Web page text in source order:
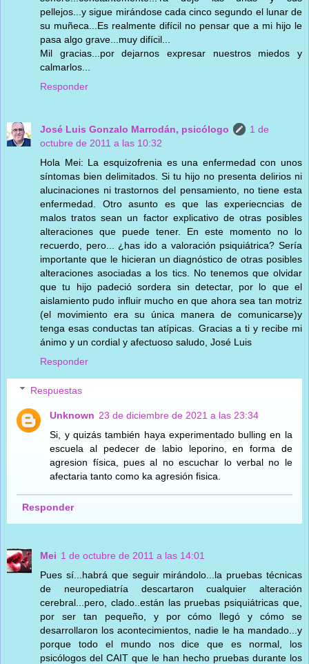
pellejos...y sigue mirándose cada cinco segundo el lunar de
su muñeca...Es realmente difícil no pensar que a mi hijo le
pasa algo grave...muy difícil...
Mil gracias...por dejarnos expresar nuestros miedos y
calmarlos...
Responder
José Luis Gonzalo Marrodán, psicólogo
1 de
octubre de 2011 a las 10:32
Hola Mei: La esquizofrenia es una enfermedad con unos
síntomas bien delimitados. Si tu hijo no presenta delirios ni
alucinaciones ni trastornos del pensamiento, no tiene esta
enfermedad. Otro asunto es que las experiecncias de
malos tratos sean un factor explicativo de otras posibles
alteraciones que puede tener. En este momento no lo
recuerdo, pero... ¿has ido a valoración psiquiátrica? Sería
importante que le hicieran un diagnóstico de otras posibles
alteraciones asociadas a los tics. No tenemos que olvidar
que tu hijo padeció sordera sin detectar, por lo que el
aislamiento pudo influir mucho en que ahora sea tan motriz
(el movimiento era su única manera de comunicarse)y
tenga esas conductas tan atípicas. Gracias a ti y recibe mi
ánimo y un cordial y afectuoso saludo, José Luis
Responder
Respuestas
Unknown 23 de diciembre de 2021 a las 23:34
Si, y quizás también haya experimentado bulling en la
escuela al pedecer de labio leporino, en forma de
agresion física, pues al no escuchar lo verbal no le
afectaria tanto como ka agresión fisica.
Responder
Mei 1 de octubre de 2011 a las 14:01
Pues sí...habrá que seguir mirándolo...la pruebas técnicas
de neuropediatría descartaron cualquier alteración
cerebral...pero, clado..están las pruebas psiquiátricas que,
por ser tan pequeño, y por cómo llegó y cómo se
desarrollaron los acontecimientos, nadie le ha mandado...y
porque todo el mundo nos dice que es normal, los
psicólogos del CAIT que le han hecho pruebas durante los